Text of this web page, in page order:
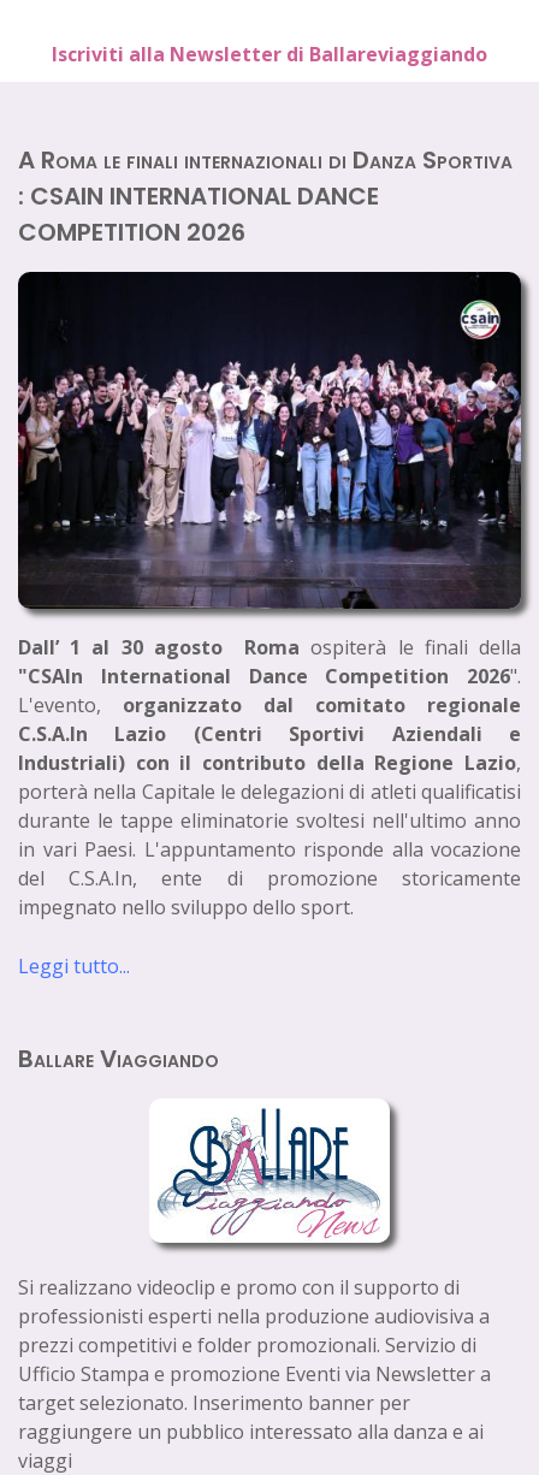
Iscriviti alla Newsletter di Ballareviaggiando
A Roma le finali internazionali di Danza Sportiva
: CSAIN INTERNATIONAL DANCE
COMPETITION 2026
Dall’ 1 al 30 agosto Roma ospiterà le finali della
"CSAIn International Dance Competition 2026".
L'evento, organizzato dal comitato regionale
C.S.A.In Lazio (Centri Sportivi Aziendali e
Industriali) con il contributo della Regione Lazio,
porterà nella Capitale le delegazioni di atleti qualificatisi
durante le tappe eliminatorie svoltesi nell'ultimo anno
in vari Paesi. L'appuntamento risponde alla vocazione
del C.S.A.In, ente di promozione storicamente
impegnato nello sviluppo dello sport.
Leggi tutto...
Ballare Viaggiando
Si realizzano videoclip e promo con il supporto di
professionisti esperti nella produzione audiovisiva a
prezzi competitivi e folder promozionali. Servizio di
Ufficio Stampa e promozione Eventi via Newsletter a
target selezionato. Inserimento banner per
raggiungere un pubblico interessato alla danza e ai
viaggi